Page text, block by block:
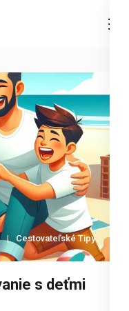
Cestovateľské Tipy
s deťmi